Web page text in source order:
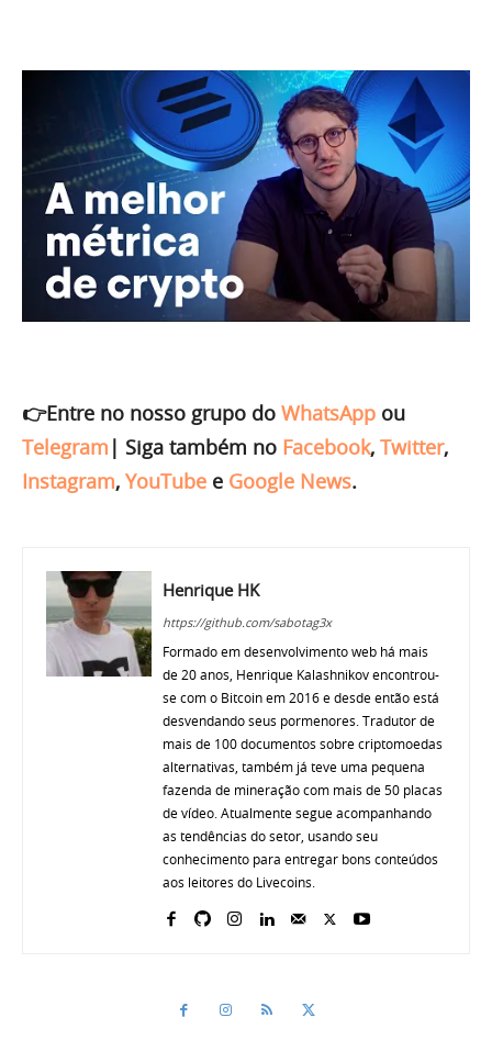
👉Entre no nosso grupo do WhatsApp ou
Telegram | Siga também no Facebook, Twitter,
Instagram, YouTube e Google News.
Henrique HK
https://github.com/sabotag3x
Formado em desenvolvimento web há mais
de 20 anos, Henrique Kalashnikov encontrou-
se com o Bitcoin em 2016 e desde então está
desvendando seus pormenores. Tradutor de
mais de 100 documentos sobre criptomoedas
alternativas, também já teve uma pequena
fazenda de mineração com mais de 50 placas
de vídeo. Atualmente segue acompanhando
as tendências do setor, usando seu
conhecimento para entregar bons conteúdos
aos leitores do Livecoins.